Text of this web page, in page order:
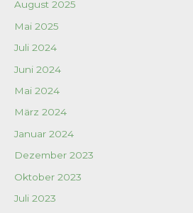
August 2025
Mai 2025
Juli 2024
Juni 2024
Mai 2024
März 2024
Januar 2024
Dezember 2023
Oktober 2023
Juli 2023